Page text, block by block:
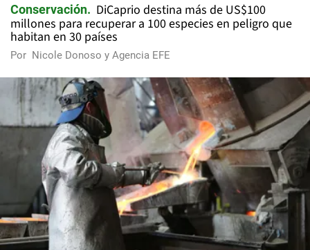
Conservación
DiCaprio destina más de US$100
millones para recuperar a 100 especies en peligro que
habitan en 30 países
Por Nicole Donoso y Agencia EFE